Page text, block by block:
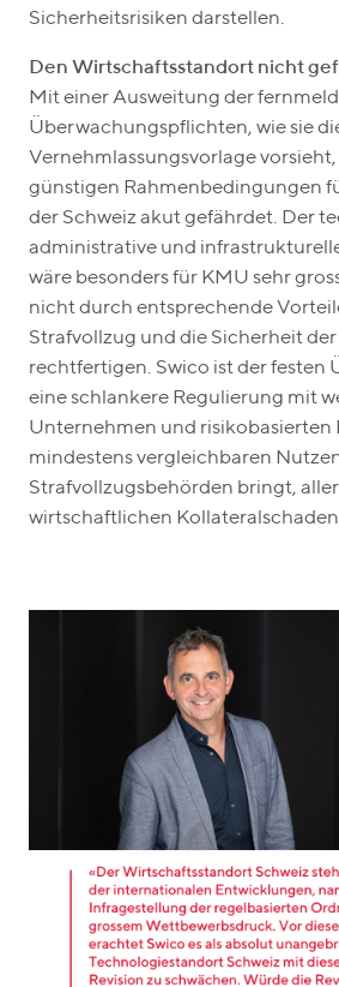
Sicherheitsrisiken darstellen.
Den Wirtschaftsstandort nicht
Mit einer Ausweitung der
Überwachungspflichten, wie sie
Vernehmlassungsvorlage
günstigen Rahmenbedingungen
der Schweiz akut gefährdet. Der
administrative und
wäre besonders für KMU sehr
nicht durch entsprechende
Strafvollzug und die Sicherheit
rechtfertigen. Swico ist der festen
eine schlankere Regulierung mit
Unternehmen und risikobasierten
mindestens vergleichbaren
Strafvollzugsbehörden bringt,
wirtschaftlichen